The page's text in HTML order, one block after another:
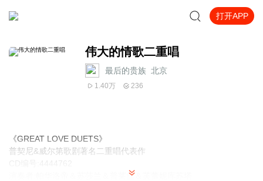
打开APP
伟大的情歌二重唱
最后的贵族_北京
1.40万 236
《GREAT LOVE DUETS》
普契尼&威尔第歌剧著名二重唱代表作
演奏者:帕华洛帝＆苏莎兰＆普莱丝＆芙蕾妮库苏塔